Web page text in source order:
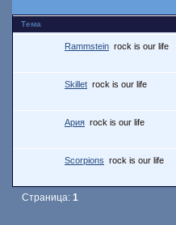
Тема
Rammstein rock is our life
Skillet rock is our life
Ария rock is our life
Scorpions rock is our life
Страница:1